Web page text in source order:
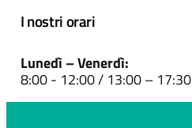
I nostri orari
Lunedì – Venerdì:
8:00 - 12:00 / 13:00 – 17:30